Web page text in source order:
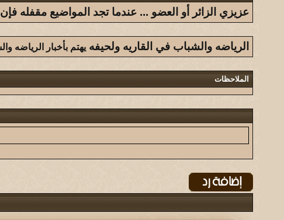
عزيزي الزائر أو العضو ... عندما تجد المواضيع
الرياضه والشباب في القاريه ولحيفه يهتم بأخبار الرياضه
الملاحظات